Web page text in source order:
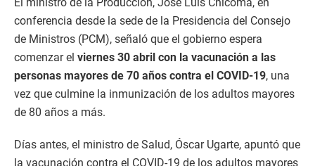
conferencia desde la sede de la Presidencia del Consejo
de Ministros (PCM), señaló que el gobierno espera
comenzar el viernes 30 abril con la vacunación a las
personas mayores de 70 años contra el COVID-19, una
vez que culmine la inmunización de los adultos mayores
de 80 años a más.
Días antes, el ministro de Salud, Óscar Ugarte, apuntó que
la vacunación contra el COVID-19 de los adultos mayores